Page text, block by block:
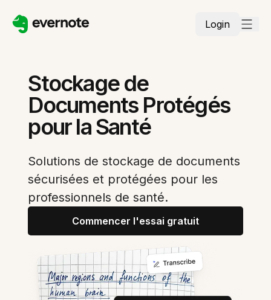
Login
Stockage de
Documents Protégés
pour la Santé
Solutions de stockage de documents
sécurisées et protégées pour les
professionnels de santé.
Commencer l'essai gratuit